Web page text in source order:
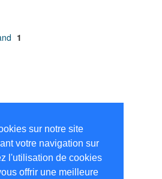
sur notre site
votre navigation sur
l'utilisation de cookies
offrir une meilleure
1
2